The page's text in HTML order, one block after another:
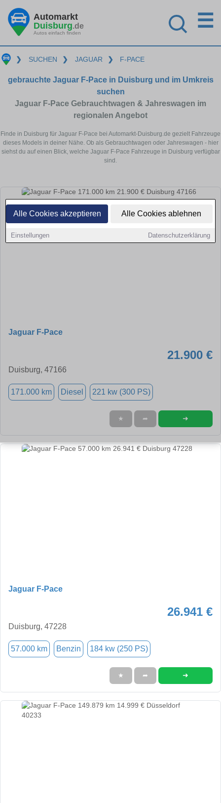
Alle Cookies akzeptieren Alle Cookies ablehnen
Einstellungen Datenschutzerklärung
Automarkt
Duisburg.de
Autos einfach finden
☰
❯ SUCHEN ❯ JAGUAR ❯ F-PACE
gebrauchte Jaguar F-Pace in Duisburg und im Umkreis
suchen
Jaguar F-Pace Gebrauchtwagen & Jahreswagen im
regionalen Angebot
Finde in Duisburg für Jaguar F-Pace bei Automarkt-Duisburg.de gezielt Fahrzeuge
dieses Models in deiner Nähe. Ob als Gebrauchtwagen oder Jahreswagen - hier
siehst du auf einen Blick, welche Jaguar F-Pace Fahrzeuge in Duisburg verfügbar
sind.
Jaguar F-Pace
21.900 €
Duisburg, 47166
171.000 km Diesel 221 kw (300 PS)
★ ➦ ➜
Jaguar F-Pace
26.941 €
Duisburg, 47228
57.000 km Benzin 184 kw (250 PS)
★ ➦ ➜